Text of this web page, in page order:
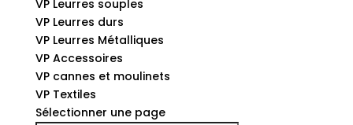
VP Leurres souples
VP Leurres durs
VP Leurres Métalliques
VP Accessoires
VP cannes et moulinets
VP Textiles
Sélectionner une page